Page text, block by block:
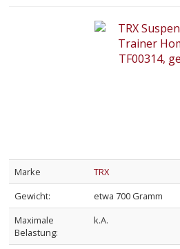
Marke
TRX
Gewicht:
etwa 700 Gramm
Maximale
Belastung:
k.A.